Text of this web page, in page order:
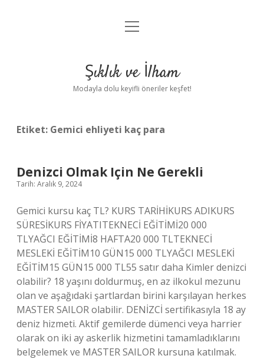
Anasayfa
Yasal Uyarı
menüyü
Şıklık ve İlham
Modayla dolu keyifli öneriler keşfet!
Etiket: Gemici ehliyeti kaç para
Denizci Olmak Için Ne Gerekli
Tarih: Aralık 9, 2024
Gemici kursu kaç TL? KURS TARİHİKURS ADIKURS
SÜRESİKURS FİYATITEKNECİ EĞİTİMİ20 000
TLYAĞCI EĞİTİMİ8 HAFTA20 000 TLTEKNECİ
MESLEKİ EĞİTİM10 GÜN15 000 TLYAĞCI MESLEKİ
EĞİTİM15 GÜN15 000 TL55 satır daha Kimler denizci
olabilir? 18 yaşını doldurmuş, en az ilkokul mezunu
olan ve aşağıdaki şartlardan birini karşılayan herkes
MASTER SAILOR olabilir. DENİZCİ sertifikasıyla 18 ay
deniz hizmeti. Aktif gemilerde dümenci veya harrier
olarak on iki ay askerlik hizmetini tamamladıklarını
belgelemek ve MASTER SAILOR kursuna katılmak.